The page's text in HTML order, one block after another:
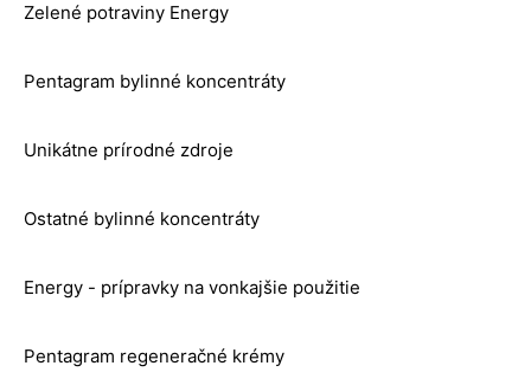
Zelené potraviny Energy
Pentagram bylinné koncentráty
Unikátne prírodné zdroje
Ostatné bylinné koncentráty
Energy - prípravky na vonkajšie použitie
Pentagram regeneračné krémy